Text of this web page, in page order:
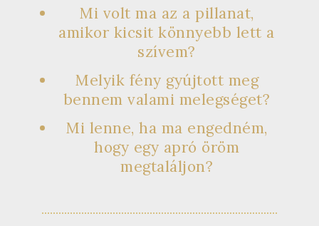
Mi volt ma az a pillanat,
amikor kicsit könnyebb lett a
szívem?
Melyik fény gyújtott meg
bennem valami melegséget?
Mi lenne, ha ma engedném,
hogy egy apró öröm
megtaláljon?